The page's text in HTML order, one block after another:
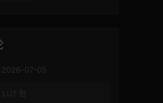
2026-07-05
LUT 包